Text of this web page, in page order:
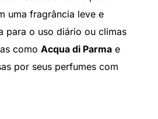
uma fragrância leve e
para o uso diário ou climas
como Acqua di Parma e
por seus perfumes com